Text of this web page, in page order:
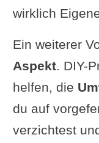
wirklich
Ein weiterer
Aspekt. DIY-
helfen, die
du auf
verzichtest